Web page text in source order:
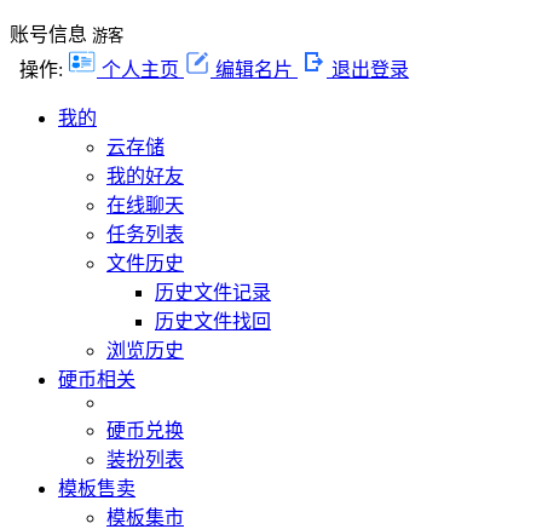
账号信息 游客
操作: 个人主页 编辑名片 退出登录
我的
云存储
我的好友
在线聊天
任务列表
文件历史
历史文件记录
历史文件找回
浏览历史
硬币相关
硬币兑换
装扮列表
模板售卖
模板集市